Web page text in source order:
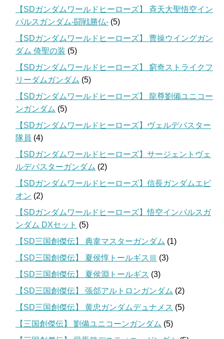
【SDガンダムワールドヒーローズ】 斉天大聖悟空イン
パルスガンダム-闘戦勝仏- (5)
【SDガンダムワールドヒーローズ】 曹操ウイングガン
ダム 倚聖の装 (5)
【SDガンダムワールドヒーローズ】 窮奇ストライクフ
リーダムガンダム (5)
【SDガンダムワールドヒーローズ】 龍尊劉備ユニコー
ンガンダム (5)
【SDガンダムワールドヒーローズ】ヴェルデバスター
隊員 (4)
【SDガンダムワールドヒーローズ】サージェントヴェ
ルデバスターガンダム (2)
【SDガンダムワールドヒーローズ】信長ガンダムエピ
オン (2)
【SDガンダムワールドヒーローズ】悟空インパルスガ
ンダム DXセット (5)
【SD三国創傑伝】 典韋マスターガンダム (1)
【SD三国創傑伝】 夏侯惇トールギスⅢ (3)
【SD三国創傑伝】 夏侯淵トールギス (3)
【SD三国創傑伝】 張郃アルトロンガンダム (2)
【SD三国創傑伝】 黄忠ガンダムデュナメス (5)
【三国創傑伝】 劉備ユニコーンガンダム (5)